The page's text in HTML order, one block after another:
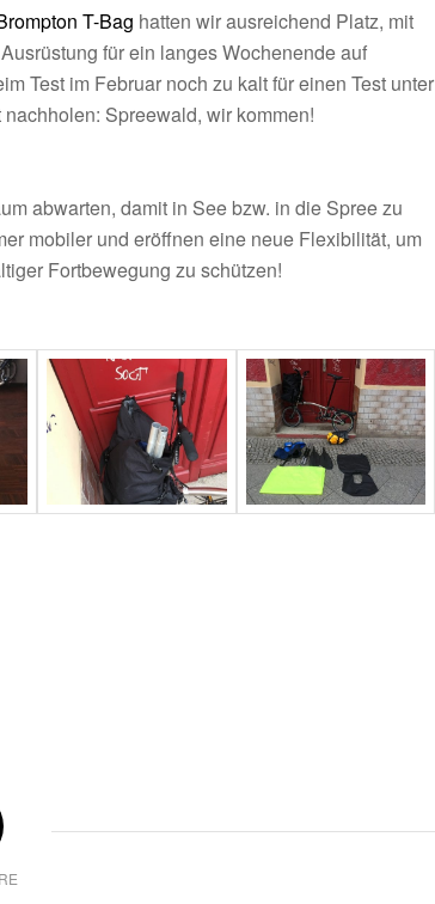
T-Bag hatten wir ausreichend Platz, mit
für ein langes Wochenende auf
Test im Februar noch zu kalt für einen Test unter
Spreewald, wir kommen!
abwarten, damit in See bzw. in die Spree zu
mobiler und eröffnen eine neue Flexibilität, um
Fortbewegung zu schützen!